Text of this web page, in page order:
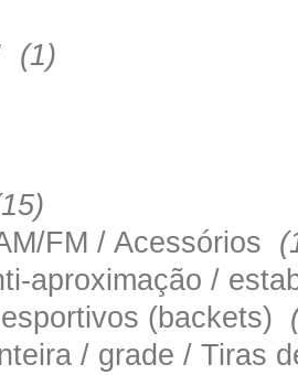
(1)
FM / Acessórios
aproximação /
(backets)
/ grade / Tiras